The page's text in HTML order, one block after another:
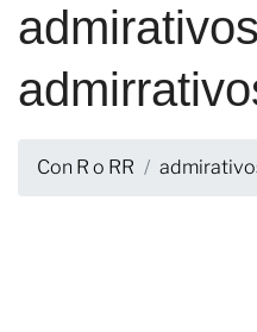
Con R o RR